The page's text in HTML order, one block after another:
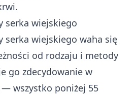
serka wiejskiego
serka wiejskiego waha się
od rodzaju i metody
go zdecydowanie w
wszystko poniżej 55